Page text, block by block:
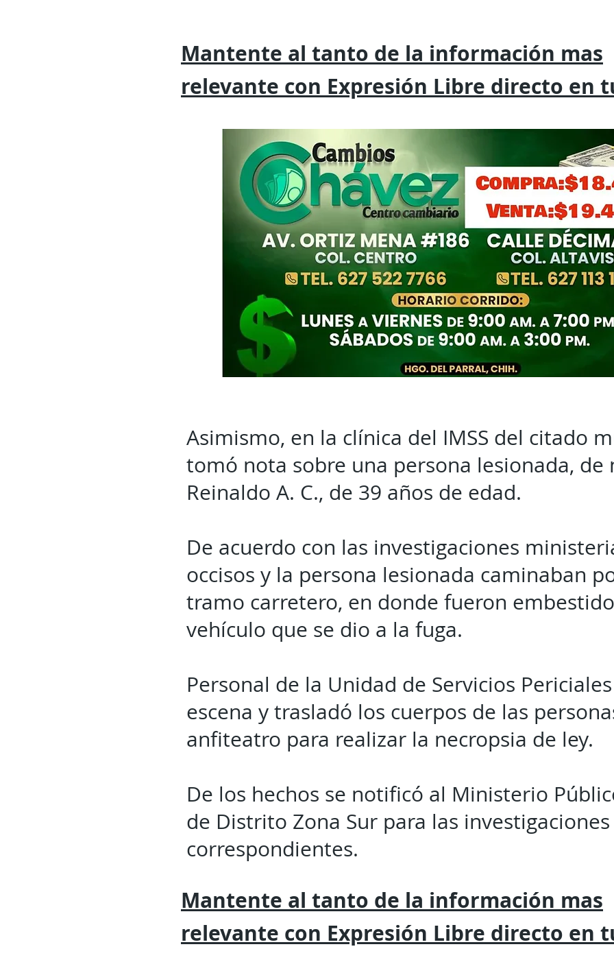
Mantente al tanto de la información mas
relevante con Expresión Libre directo en
Asimismo, en la clínica del IMSS del citado
tomó nota sobre una persona lesionada, de
Reinaldo A. C., de 39 años de edad.
De acuerdo con las investigaciones
occisos y la persona lesionada caminaban
tramo carretero, en donde fueron
vehículo que se dio a la fuga.
Personal de la Unidad de Servicios
escena y trasladó los cuerpos de las
anfiteatro para realizar la necropsia de ley.
De los hechos se notificó al Ministerio
de Distrito Zona Sur para las investigaciones
correspondientes.
Mantente al tanto de la información mas
relevante con Expresión Libre directo en